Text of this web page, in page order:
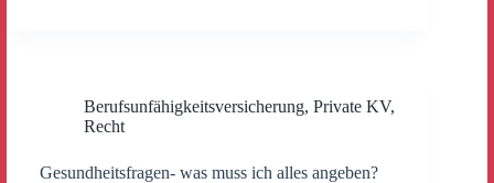
Berufsunfähigkeitsversicherung, Private KV,
Recht
Gesundheitsfragen- was muss ich alles angeben?